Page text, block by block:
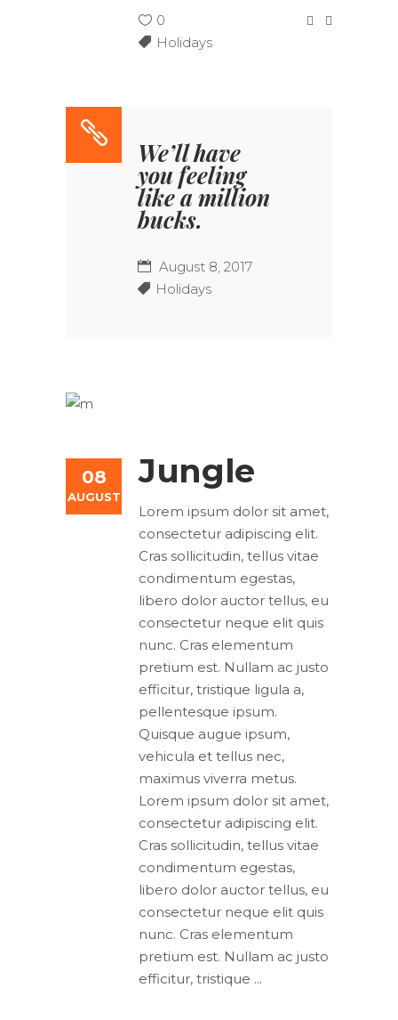
0
Holidays
We’ll have
you feeling
like a million
bucks.
August 8, 2017
Holidays
08
AUGUST
Jungle
Lorem ipsum dolor sit amet,
consectetur adipiscing elit.
Cras sollicitudin, tellus vitae
condimentum egestas,
libero dolor auctor tellus, eu
consectetur neque elit quis
nunc. Cras elementum
pretium est. Nullam ac justo
efficitur, tristique ligula a,
pellentesque ipsum.
Quisque augue ipsum,
vehicula et tellus nec,
maximus viverra metus.
Lorem ipsum dolor sit amet,
consectetur adipiscing elit.
Cras sollicitudin, tellus vitae
condimentum egestas,
libero dolor auctor tellus, eu
consectetur neque elit quis
nunc. Cras elementum
pretium est. Nullam ac justo
efficitur, tristique